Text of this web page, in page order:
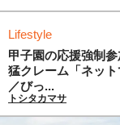
Lifestyle
甲子園の応援強制
猛クレーム「ネット
／びっ...
トシタカマサ